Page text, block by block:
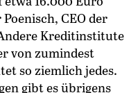
CEO der
Kreditinstitute
von zumindest
so ziemlich jedes.
gibt es übrigens